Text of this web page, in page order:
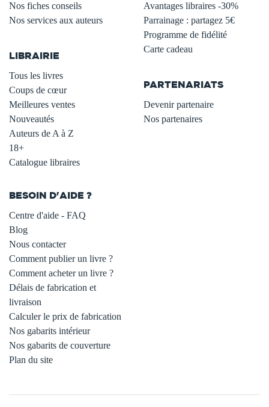
Nos fiches conseils
Nos services aux auteurs
LIBRAIRIE
Tous les livres
Coups de cœur
Meilleures ventes
Nouveautés
Auteurs de A à Z
18+
Catalogue libraires
Avantages libraires -30%
Parrainage : partagez 5€
Programme de fidélité
Carte cadeau
PARTENARIATS
Devenir partenaire
Nos partenaires
BESOIN D'AIDE ?
Centre d'aide - FAQ
Blog
Nous contacter
Comment publier un livre ?
Comment acheter un livre ?
Délais de fabrication et
livraison
Calculer le prix de fabrication
Nos gabarits intérieur
Nos gabarits de couverture
Plan du site